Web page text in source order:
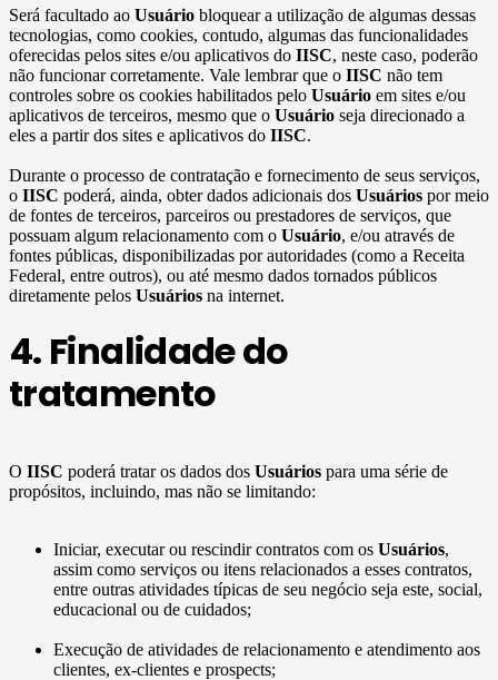
Será facultado ao Usuário bloquear a utilização de algumas dessas
tecnologias, como cookies, contudo, algumas das funcionalidades
oferecidas pelos sites e/ou aplicativos do IISC, neste caso, poderão
não funcionar corretamente. Vale lembrar que o IISC não tem
controles sobre os cookies habilitados pelo Usuário em sites e/ou
aplicativos de terceiros, mesmo que o Usuário seja direcionado a
eles a partir dos sites e aplicativos do IISC.
Durante o processo de contratação e fornecimento de seus serviços,
o IISC poderá, ainda, obter dados adicionais dos Usuários por meio
de fontes de terceiros, parceiros ou prestadores de serviços, que
possuam algum relacionamento com o Usuário, e/ou através de
fontes públicas, disponibilizadas por autoridades (como a Receita
Federal, entre outros), ou até mesmo dados tornados públicos
diretamente pelos Usuários na internet.
4. Finalidade do
tratamento
O IISC poderá tratar os dados dos Usuários para uma série de
propósitos, incluindo, mas não se limitando:
Iniciar, executar ou rescindir contratos com os Usuários,
assim como serviços ou itens relacionados a esses contratos,
entre outras atividades típicas de seu negócio seja este, social,
educacional ou de cuidados;
Execução de atividades de relacionamento e atendimento aos
clientes, ex-clientes e prospects;